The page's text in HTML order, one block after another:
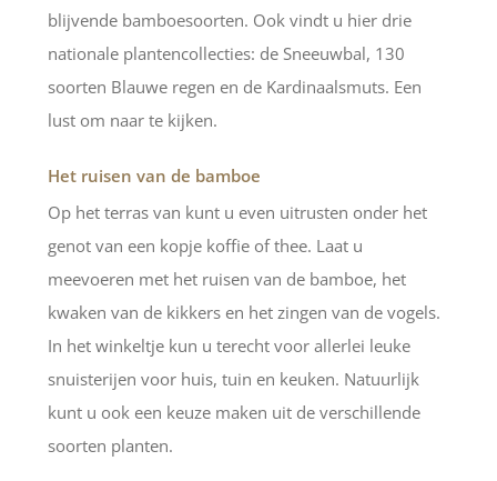
blijvende bamboesoorten. Ook vindt u hier drie
nationale plantencollecties: de Sneeuwbal, 130
soorten Blauwe regen en de Kardinaalsmuts. Een
lust om naar te kijken.
Het ruisen van de bamboe
Op het terras van kunt u even uitrusten onder het
genot van een kopje koffie of thee. Laat u
meevoeren met het ruisen van de bamboe, het
kwaken van de kikkers en het zingen van de vogels.
In het winkeltje kun u terecht voor allerlei leuke
snuisterijen voor huis, tuin en keuken. Natuurlijk
kunt u ook een keuze maken uit de verschillende
soorten planten.